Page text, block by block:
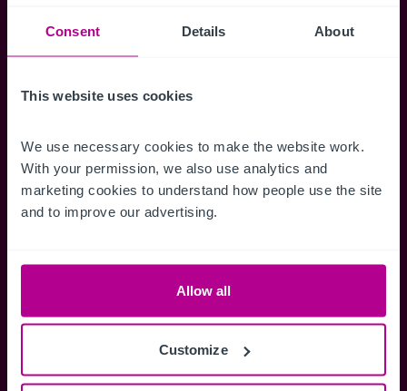
Consent Details About
This website uses cookies
We use necessary cookies to make the website work.
With your permission, we also use analytics and
marketing cookies to understand how people use the site
and to improve our advertising.
Allow all
Customize
Benachrichtigungen für neuen Objekten zu
erhalten.
Zugriff auf alle
Informationen
Erhalten Sie Zugriff auf alle
Mitglieder.
Speichern
und einfach
Anmelden